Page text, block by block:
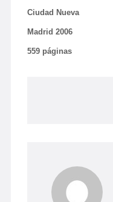
Ciudad Nueva
Madrid 2006
559 páginas